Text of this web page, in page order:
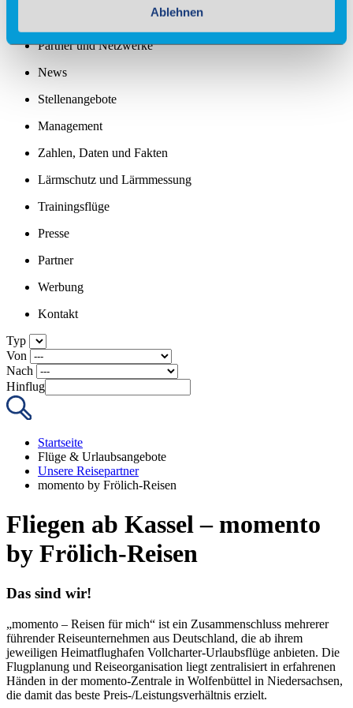
Ablehnen
Partner und Netzwerke
News
Stellenangebote
Management
Zahlen, Daten und Fakten
Lärmschutz und Lärmmessung
Trainingsflüge
Presse
Partner
Werbung
Kontakt
Typ
Von
Nach
Hinflug
Startseite
Flüge & Urlaubsangebote
Unsere Reisepartner
momento by Frölich-Reisen
Fliegen ab Kassel – momento
by Frölich-Reisen
Das sind wir!
„momento – Reisen für mich“ ist ein Zusammenschluss mehrerer
führender Reiseunternehmen aus Deutschland, die ab ihrem
jeweiligen Heimatflughafen Vollcharter-Urlaubsflüge anbieten. Die
Flugplanung und Reiseorganisation liegt zentralisiert in erfahrenen
Händen in der momento-Zentrale in Wolfenbüttel in Niedersachsen,
die damit das beste Preis-/Leistungsverhältnis erzielt.